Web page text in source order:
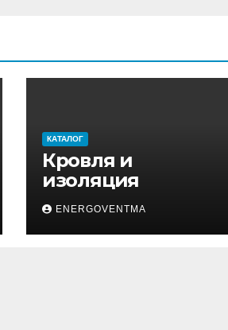
КАТАЛОГ
Кровля и
изоляция
ENERGOVENTMA